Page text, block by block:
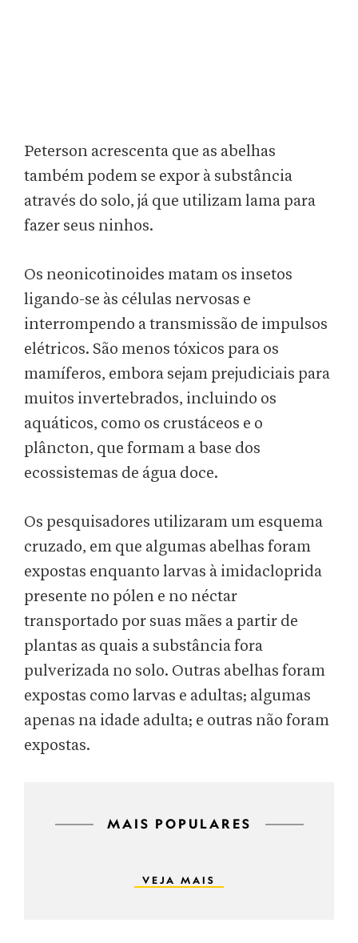
Peterson acrescenta que as abelhas
também podem se expor à substância
através do solo, já que utilizam lama para
fazer seus ninhos.
Os neonicotinoides matam os insetos
ligando-se às células nervosas e
interrompendo a transmissão de impulsos
elétricos. São menos tóxicos para os
mamíferos, embora sejam prejudiciais para
muitos invertebrados, incluindo os
aquáticos, como os crustáceos e o
plâncton, que formam a base dos
ecossistemas de água doce.
Os pesquisadores utilizaram um esquema
cruzado, em que algumas abelhas foram
expostas enquanto larvas à imidacloprida
presente no pólen e no néctar
transportado por suas mães a partir de
plantas as quais a substância fora
pulverizada no solo. Outras abelhas foram
expostas como larvas e adultas; algumas
apenas na idade adulta; e outras não foram
expostas.
MAIS POPULARES
VEJA MAIS